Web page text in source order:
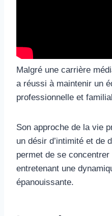
Malgré une carrière
a réussi à maintenir un
professionnelle et
Son approche de la vie
un désir d’intimité et de
permet de se
entretenant une
épanouissante.